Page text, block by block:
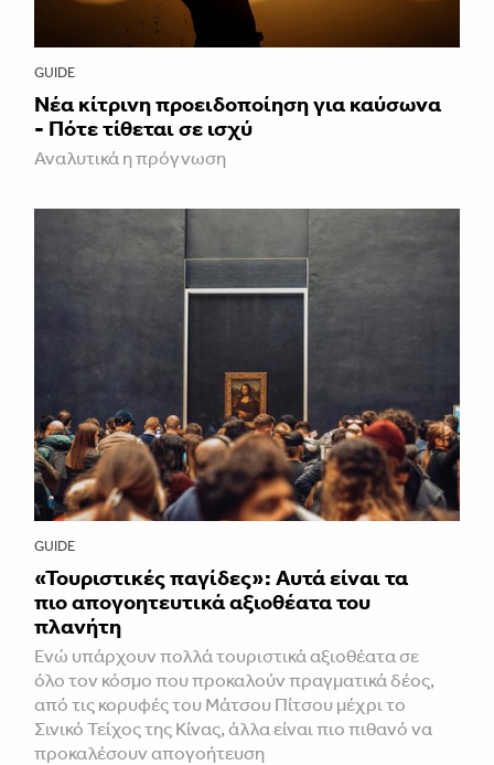
GUIDE
Νέα κίτρινη προειδοποίηση για καύσωνα
- Πότε τίθεται σε ισχύ
Αναλυτικά η πρόγνωση
GUIDE
«Τουριστικές παγίδες»: Αυτά είναι τα
πιο απογοητευτικά αξιοθέατα του
πλανήτη
Ενώ υπάρχουν πολλά τουριστικά αξιοθέατα σε
όλο τον κόσμο που προκαλούν πραγματικά δέος,
από τις κορυφές του Μάτσου Πίτσου μέχρι το
Σινικό Τείχος της Κίνας, άλλα είναι πιο πιθανό να
προκαλέσουν απογοήτευση